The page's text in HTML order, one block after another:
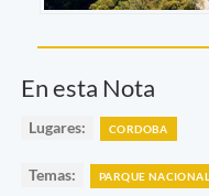
En esta Nota
Lugares: CORDOBA
Temas: PARQUE NACIONAL